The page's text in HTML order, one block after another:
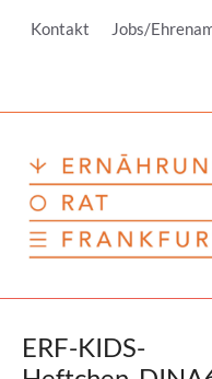
InhaltKontakt Jobs/
ERF-KIDS-